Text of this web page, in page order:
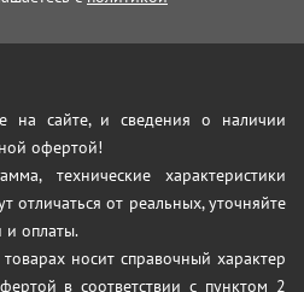
на сайте, и сведения о наличии
офертой!
технические характеристики
отличаться от реальных, уточняйте
и оплаты.
носит справочный характер
в соответствии с пунктом 2